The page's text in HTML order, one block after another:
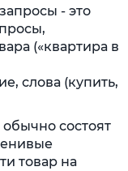
- это
(«квартира в
слова (купить,
состоят
товар на